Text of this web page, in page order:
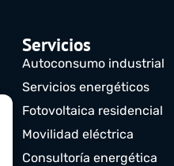
Servicios
Autoconsumo industrial
Servicios energéticos
Fotovoltaica residencial
Movilidad eléctrica
Consultoría energética